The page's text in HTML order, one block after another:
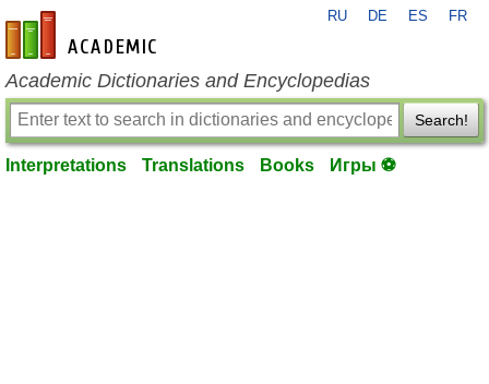
en-academic.com
RU DE ES FR
Academic Dictionaries and Encyclopedias
Search!
Interpretations Translations Books Игры ⚽